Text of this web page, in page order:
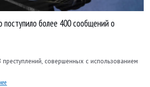
поступило более 400 сообщений о
преступлений, совершенных с использованием